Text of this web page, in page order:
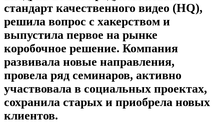
стандарт качественного видео (HQ),
решила вопрос с хакерством и
выпустила первое на рынке
коробочное решение. Компания
развивала новые направления,
провела ряд семинаров, активно
участвовала в социальных проектах,
сохранила старых и приобрела новых
клиентов.